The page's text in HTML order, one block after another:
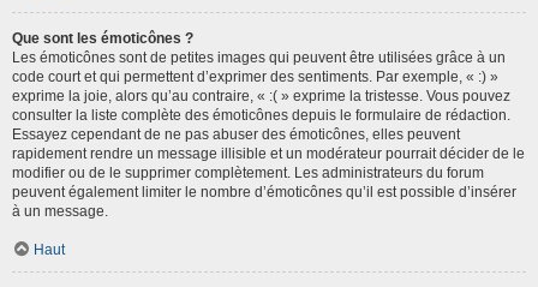
Que sont les émoticônes ?
Les émoticônes sont de petites images qui peuvent être utilisées grâce à un
code court et qui permettent d’exprimer des sentiments. Par exemple, « :) »
exprime la joie, alors qu’au contraire, « :( » exprime la tristesse. Vous pouvez
consulter la liste complète des émoticônes depuis le formulaire de rédaction.
Essayez cependant de ne pas abuser des émoticônes, elles peuvent
rapidement rendre un message illisible et un modérateur pourrait décider de le
modifier ou de le supprimer complètement. Les administrateurs du forum
peuvent également limiter le nombre d’émoticônes qu’il est possible d’insérer
à un message.
Haut